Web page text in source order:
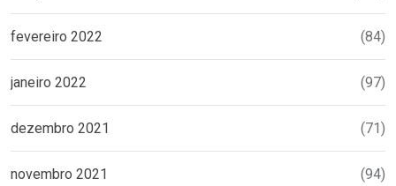
fevereiro 2022 (84)
janeiro 2022 (97)
dezembro 2021 (71)
novembro 2021 (94)